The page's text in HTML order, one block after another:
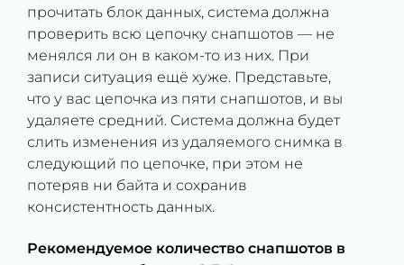
прочитать блок данных, система должна
проверить всю цепочку снапшотов — не
менялся ли он в каком-то из них. При
записи ситуация ещё хуже. Представьте,
что у вас цепочка из пяти снапшотов, и вы
удаляете средний. Система должна будет
слить изменения из удаляемого снимка в
следующий по цепочке, при этом не
потеряв ни байта и сохранив
консистентность данных.
Рекомендуемое количество снапшотов в